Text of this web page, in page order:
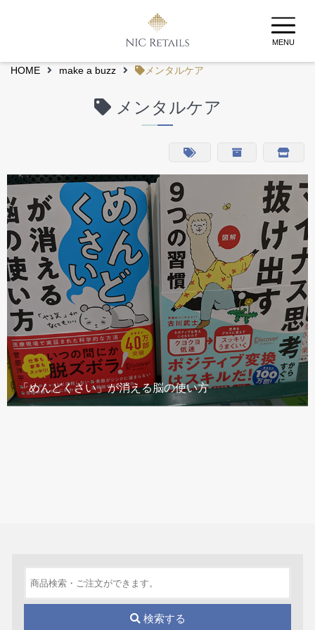
MENU
HOME make a buzz メンタルケア
メンタルケア
「めんどくさい」が消える脳の使い方
検索する